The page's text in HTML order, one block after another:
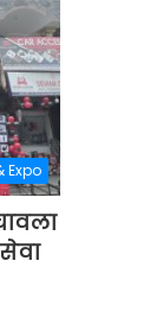
Expo